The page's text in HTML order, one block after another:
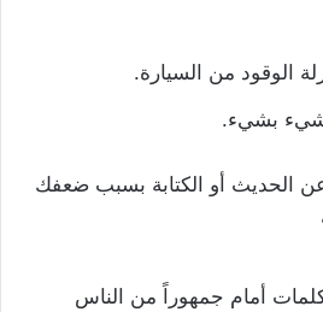
الوقود من السيارة.
شيء بشيء.
الحديث أو الكتابة بسبب ضعفك
أمام جمهوراً من الناس